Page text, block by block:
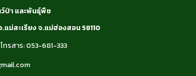
ป่า และพันธุ์พืช
.แม่สะเรียง จ.แม่ฮ่องสอน 58110
รสาร: 053-681-333